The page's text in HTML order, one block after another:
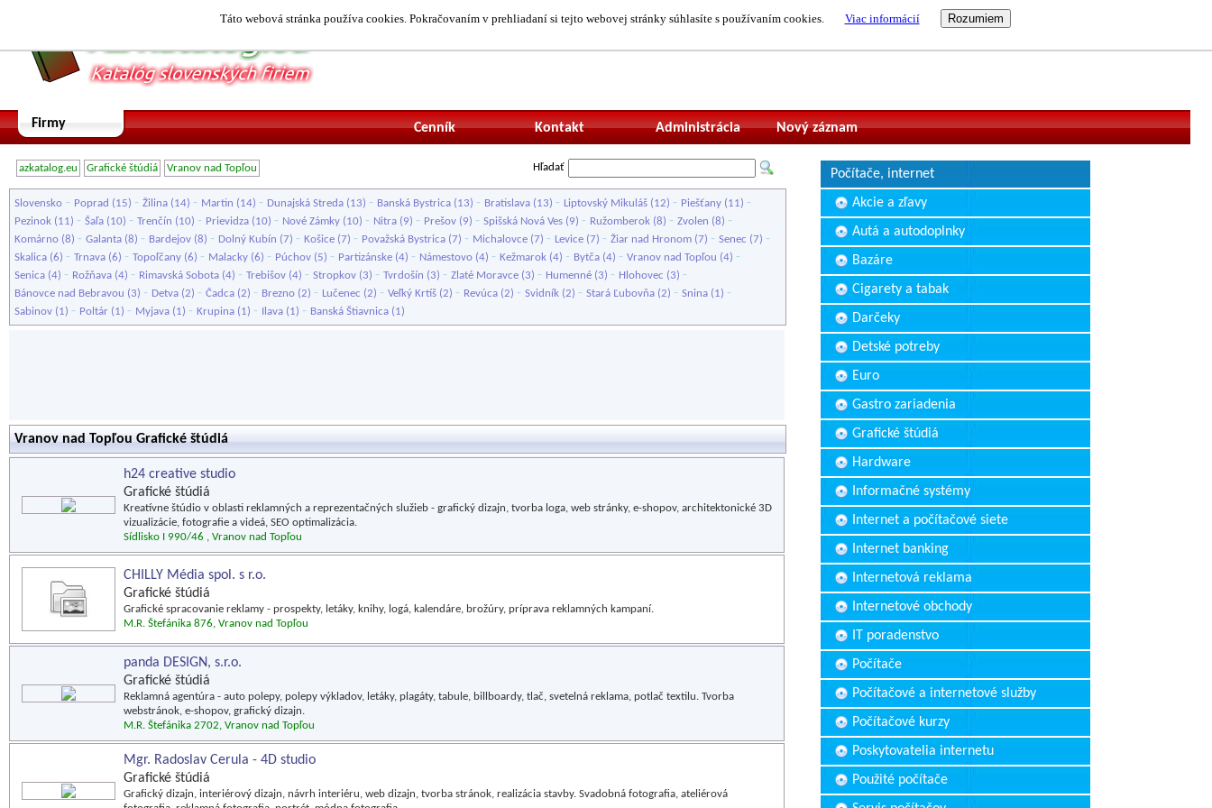
Táto webová stránka používa cookies. Pokračovaním v prehliadaní si tejto webovej stránky súhlasíte s používaním cookies. Viac informácií
Firmy Nový záznam
Administrácia
Kontakt
Cenník
azkatalog.eu Grafické štúdiá Vranov nad Topľou Hľadať
Slovensko - Poprad (15) - Žilina (14) - Martin (14) - Dunajská Streda (13) - Banská Bystrica (13) - Bratislava (13) - Liptovský Mikuláš (12) - Piešťany (11) -
Pezinok (11) - Šaľa (10) - Trenčín (10) - Prievidza (10) - Nové Zámky (10) - Nitra (9) - Prešov (9) - Spišská Nová Ves (9) - Ružomberok (8) - Zvolen (8) -
Komárno (8) - Galanta (8) - Bardejov (8) - Dolný Kubín (7) - Košice (7) - Považská Bystrica (7) - Michalovce (7) - Levice (7) - Žiar nad Hronom (7) - Senec (7) -
Skalica (6) - Trnava (6) - Topoľčany (6) - Malacky (6) - Púchov (5) - Partizánske (4) - Námestovo (4) - Kežmarok (4) - Bytča (4) - Vranov nad Topľou (4) -
Senica (4) - Rožňava (4) - Rimavská Sobota (4) - Trebišov (4) - Stropkov (3) - Tvrdošín (3) - Zlaté Moravce (3) - Humenné (3) - Hlohovec (3) -
Bánovce nad Bebravou (3) - Detva (2) - Čadca (2) - Brezno (2) - Lučenec (2) - Veľký Krtíš (2) - Revúca (2) - Svidník (2) - Stará Ľubovňa (2) - Snina (1) -
Sabinov (1) - Poltár (1) - Myjava (1) - Krupina (1) - Ilava (1) - Banská Štiavnica (1)
Vranov nad Topľou Grafické štúdiá
h24 creative studio
Grafické štúdiá
Kreatívne štúdio v oblasti reklamných a reprezentačných služieb - grafický dizajn, tvorba loga, web stránky, e-shopov, architektonické 3D
vizualizácie, fotografie a videá, SEO optimalizácia.
Sídlisko I 990/46 , Vranov nad Topľou
CHILLY Média spol. s r.o.
Grafické štúdiá
Grafické spracovanie reklamy - prospekty, letáky, knihy, logá, kalendáre, brožúry, príprava reklamných kampaní.
M.R. Štefánika 876, Vranov nad Topľou
panda DESIGN, s.r.o.
Grafické štúdiá
Reklamná agentúra - auto polepy, polepy výkladov, letáky, plagáty, tabule, billboardy, tlač, svetelná reklama, potlač textilu. Tvorba
webstránok, e-shopov, grafický dizajn.
M.R. Štefánika 2702, Vranov nad Topľou
Mgr. Radoslav Cerula - 4D studio
Grafické štúdiá
Grafický dizajn, interiérový dizajn, návrh interiéru, web dizajn, tvorba stránok, realizácia stavby. Svadobná fotografia, ateliérová
Počítače, internet
Akcie a zľavy
Autá a autodoplnky
Bazáre
Cigarety a tabak
Darčeky
Detské potreby
Euro
Gastro zariadenia
Grafické štúdiá
Hardware
Informačné systémy
Internet a počítačové siete
Internet banking
Internetová reklama
Internetové obchody
IT poradenstvo
Počítače
Počítačové a internetové služby
Počítačové kurzy
Poskytovatelia internetu
Použité počítače